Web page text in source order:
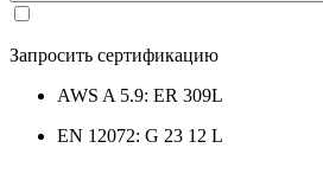
Запросить сертификацию
AWS A 5.9: ER 309L
EN 12072: G 23 12 L